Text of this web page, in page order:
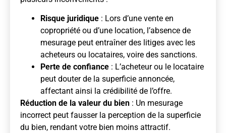
Risque juridique : Lors d’une vente en
copropriété ou d’une location, l’absence de
mesurage peut entraîner des litiges avec les
acheteurs ou locataires, voire des sanctions.
Perte de confiance : L’acheteur ou le locataire
peut douter de la superficie annoncée,
affectant ainsi la crédibilité de l’offre.
Réduction de la valeur du bien : Un mesurage
incorrect peut fausser la perception de la superficie
du bien, rendant votre bien moins attractif.